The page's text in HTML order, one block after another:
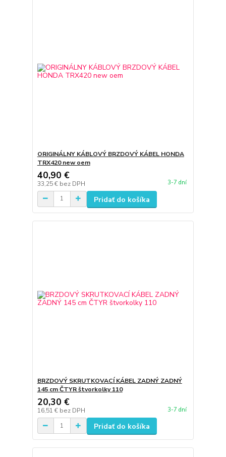
ORIGINÁLNY KÁBLOVÝ BRZDOVÝ KÁBEL HONDA
TRX420 new oem
40,90 €
33,25 € bez DPH 3-7 dní
Pridať do košíka
BRZDOVÝ SKRUTKOVACÍ KÁBEL ZADNÝ ZADNÝ
145 cm ČTYR štvorkolky 110
20,30 €
16,51 € bez DPH 3-7 dní
Pridať do košíka